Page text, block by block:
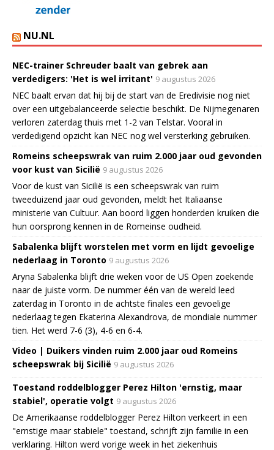
NU.NL
NEC-trainer Schreuder baalt van gebrek aan
verdedigers: 'Het is wel irritant' 9 augustus 2026
NEC baalt ervan dat hij bij de start van de Eredivisie nog niet
over een uitgebalanceerde selectie beschikt. De Nijmegenaren
verloren zaterdag thuis met 1-2 van Telstar. Vooral in
verdedigend opzicht kan NEC nog wel versterking gebruiken.
Romeins scheepswrak van ruim 2.000 jaar oud gevonden
voor kust van Sicilië 9 augustus 2026
Voor de kust van Sicilië is een scheepswrak van ruim
tweeduizend jaar oud gevonden, meldt het Italiaanse
ministerie van Cultuur. Aan boord liggen honderden kruiken die
hun oorsprong kennen in de Romeinse oudheid.
Sabalenka blijft worstelen met vorm en lijdt gevoelige
nederlaag in Toronto 9 augustus 2026
Aryna Sabalenka blijft drie weken voor de US Open zoekende
naar de juiste vorm. De nummer één van de wereld leed
zaterdag in Toronto in de achtste finales een gevoelige
nederlaag tegen Ekaterina Alexandrova, de mondiale nummer
tien. Het werd 7-6 (3), 4-6 en 6-4.
Video | Duikers vinden ruim 2.000 jaar oud Romeins
scheepswrak bij Sicilië 9 augustus 2026
Toestand roddelblogger Perez Hilton 'ernstig, maar
stabiel', operatie volgt 9 augustus 2026
De Amerikaanse roddelblogger Perez Hilton verkeert in een
"ernstige maar stabiele" toestand, schrijft zijn familie in een
verklaring. Hilton werd vorige week in het ziekenhuis